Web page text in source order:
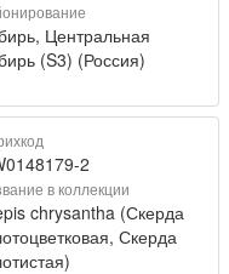
Центральная
(S3) (Россия)
2
в коллекции
chrysantha (Скерда
Скерда